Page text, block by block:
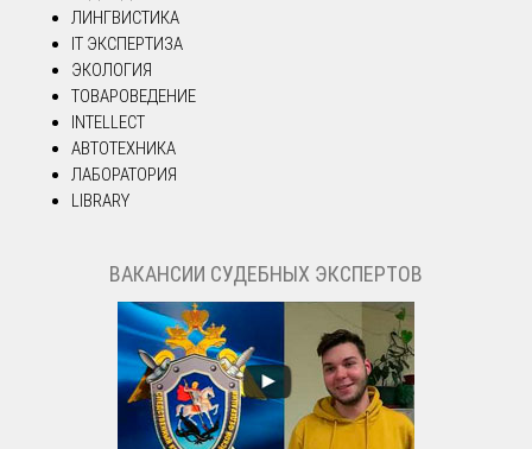
ЛИНГВИСТИКА
IT ЭКСПЕРТИЗА
ЭКОЛОГИЯ
ТОВАРОВЕДЕНИЕ
INTELLECT
АВТОТЕХНИКА
ЛАБОРАТОРИЯ
LIBRARY
ВАКАНСИИ СУДЕБНЫХ ЭКСПЕРТОВ